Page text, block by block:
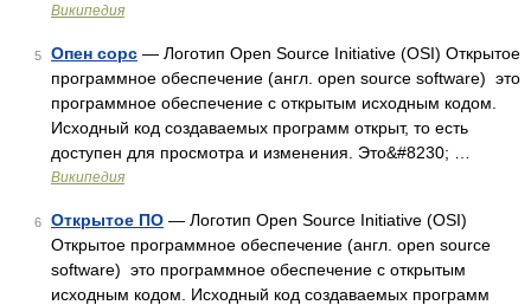
Википедия
5 Опен сорс — Логотип Open Source Initiative (OSI) Открытое
программное обеспечение (англ. open source software) это
программное обеспечение с открытым исходным кодом.
Исходный код создаваемых программ открыт, то есть
доступен для просмотра и изменения. Это&#8230; …
Википедия
6 Открытое ПО — Логотип Open Source Initiative (OSI)
Открытое программное обеспечение (англ. open source
software) это программное обеспечение с открытым
исходным кодом. Исходный код создаваемых программ